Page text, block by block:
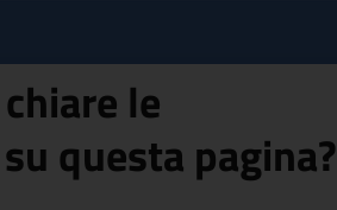
le
questa pagina?